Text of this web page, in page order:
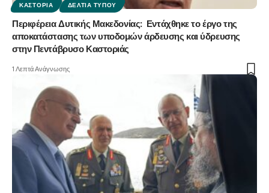
ΚΑΣΤΟΡΙΆ ΔΕΛΤΊΑ ΤΎΠΟΥ
Περιφέρεια Δυτικής Μακεδονίας: Εντάχθηκε το έργο της
αποκατάστασης των υποδομών άρδευσης και ύδρευσης
στην Πεντάβρυσο Καστοριάς
1 Λεπτά Ανάγνωσης